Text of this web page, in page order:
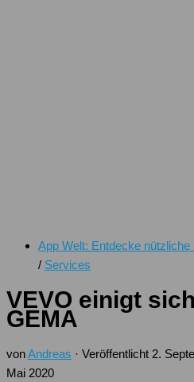
App Welt: Entdecke nützliche
/ Services
VEVO einigt
GEMA
vonAndreas · Veröffentlicht 2.
Mai 2020